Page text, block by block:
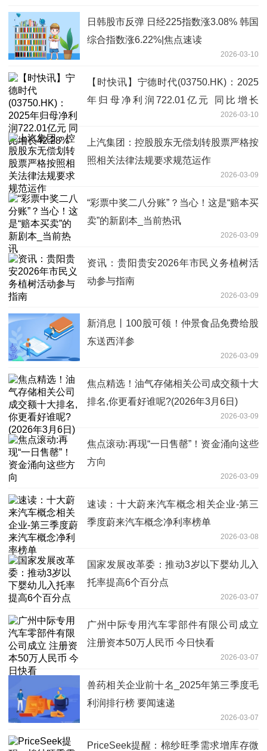
日韩股市反弹 日经225指数涨3.08% 韩国
综合指数涨6.22%|焦点速读
2026-03-10
【时快讯】宁德时代(03750.HK)：2025
年归母净利润722.01亿元 同比增长
2026-03-10
上汽集团：控股股东无偿划转股票严格按
照相关法律法规要求规范运作
2026-03-09
“彩票中奖二八分账”？当心！这是“赔本买
卖”的新剧本_当前热讯
2026-03-09
资讯：​贵阳贵安2026年市民义务植树活
动参与指南
2026-03-09
新消息丨100股可领！仲景食品免费给股
东送西洋参
2026-03-09
焦点精选！油气存储相关公司成交额十大
排名,你更看好谁呢?(2026年3月6日)
2026-03-09
焦点滚动:再现“一日售罄”！资金涌向这些
方向
2026-03-09
速读：十大蔚来汽车概念相关企业-第三
季度蔚来汽车概念净利率榜单
2026-03-08
国家发展改革委：推动3岁以下婴幼儿入
托率提高6个百分点
2026-03-07
广州中际专用汽车零部件有限公司成立
注册资本50万人民币 今日快看
2026-03-07
兽药相关企业前十名_2025年第三季度毛
利润排行榜 要闻速递
2026-03-07
PriceSeek提醒：棉纱旺季需求增库存微